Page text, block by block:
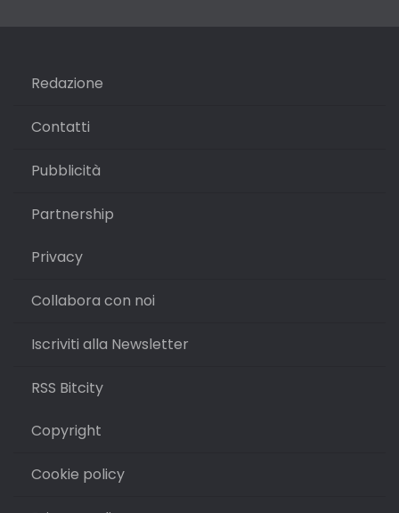
Redazione
Contatti
Pubblicità
Partnership
Privacy
Collabora con noi
Iscriviti alla Newsletter
RSS Bitcity
Copyright
Cookie policy